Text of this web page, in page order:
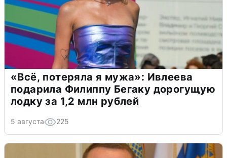
«Всё, потеряла я мужа»: Ивлеева
подарила Филиппу Бегаку дорогущую
лодку за 1,2 млн рублей
5 августа 225